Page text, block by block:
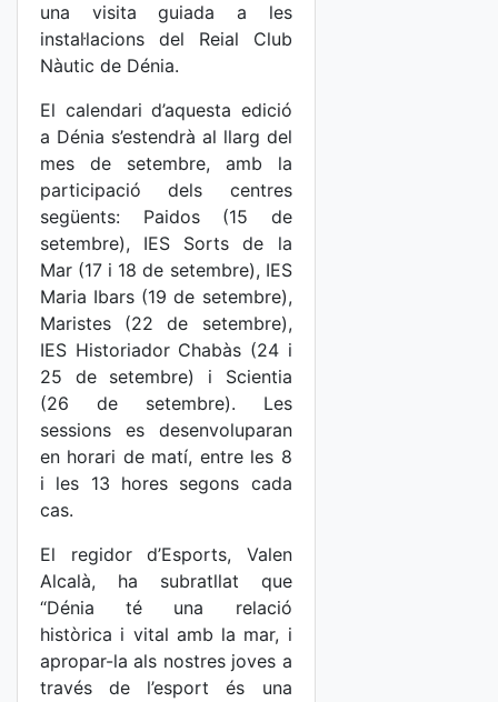
una visita guiada a les
instal·lacions del Reial Club
Nàutic de Dénia.
El calendari d’aquesta edició
a Dénia s’estendrà al llarg del
mes de setembre, amb la
participació dels centres
següents: Paidos (15 de
setembre), IES Sorts de la
Mar (17 i 18 de setembre), IES
Maria Ibars (19 de setembre),
Maristes (22 de setembre),
IES Historiador Chabàs (24 i
25 de setembre) i Scientia
(26 de setembre). Les
sessions es desenvoluparan
en horari de matí, entre les 8
i les 13 hores segons cada
cas.
El regidor d’Esports, Valen
Alcalà, ha subratllat que
“Dénia té una relació
històrica i vital amb la mar, i
apropar-la als nostres joves a
través de l’esport és una